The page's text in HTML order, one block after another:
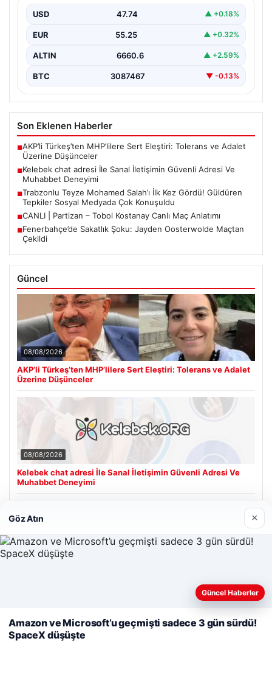
sağlaması büyük bir hassasiyet taşımaktadır. Güncel
olarak…
USD 47.74 ▲ +0.18%
EUR 55.25 ▲ +0.32%
ALTIN 6660.6 ▲ +2.59%
BTC 3087467 ▼ -0.13%
Son Eklenen Haberler
■AKP’li Türkeş’ten MHP’lilere Sert Eleştiri: Tolerans ve Adalet
Üzerine Düşünceler
■Kelebek chat adresi İle Sanal İletişimin Güvenli Adresi Ve
Muhabbet Deneyimi
■Trabzonlu Teyze Mohamed Salah’ı İlk Kez Gördü! Güldüren
Tepkiler Sosyal Medyada Çok Konuşuldu
■CANLI | Partizan – Tobol Kostanay Canlı Maç Anlatımı
■Fenerbahçe’de Sakatlık Şoku: Jayden Oosterwolde Maçtan
Çekildi
Güncel
08/08/2026
AKP’li Türkeş’ten MHP’lilere Sert Eleştiri: Tolerans ve Adalet
Üzerine Düşünceler
08/08/2026
Kelebek chat adresi İle Sanal İletişimin Güvenli Adresi Ve
Muhabbet Deneyimi
Cengiz Sigorta
Web sitemizi nasıl kullandığınızı daha iyi anlayabilmek,
kullanıyoruz. Çerez Politikamız
Reddet Kabul Et
Göz Atın ×
Güncel Haberler
Amazon ve Microsoft’u geçmişti sadece 3 gün sürdü!
SpaceX düşüşte